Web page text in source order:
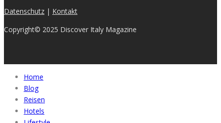
Datenschutz | Kontakt
Copyright© 2025 Discover Italy Magazine
Home
Blog
Reisen
Hotels